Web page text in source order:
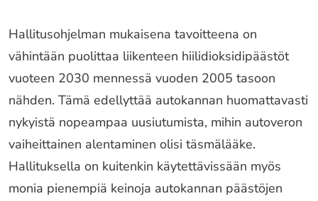
Hallitusohjelman mukaisena tavoitteena on
vähintään puolittaa liikenteen hiilidioksidipäästöt
vuoteen 2030 mennessä vuoden 2005 tasoon
nähden. Tämä edellyttää autokannan huomattavasti
nykyistä nopeampaa uusiutumista, mihin autoveron
vaiheittainen alentaminen olisi täsmälääke.
Hallituksella on kuitenkin käytettävissään myös
monia pienempiä keinoja autokannan päästöjen